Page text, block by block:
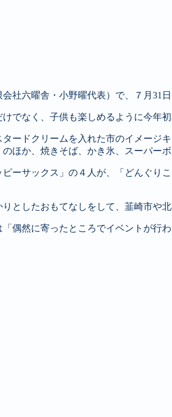
社六曜舎・小野曜代表）で、７月31
でなく、子供も楽しめるように今年初
ードクリームを入れた市のイメー
ほか、焼きそば、かき氷、スーパー
ーサックス」の４人が、「どんぐ
としたおもてなしをして、韮崎市や
偶然に寄ったところでイベントが行